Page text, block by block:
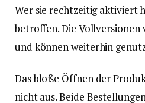
Wer sie rechtzeitig aktiviert
betroffen. Die Vollversionen
und können weiterhin
Das bloße Öffnen der
nicht aus. Beide